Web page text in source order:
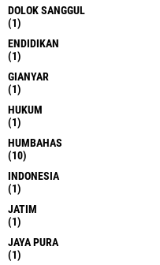
DOLOK SANGGUL
(1)
ENDIDIKAN
(1)
GIANYAR
(1)
HUKUM
(1)
HUMBAHAS
(10)
INDONESIA
(1)
JATIM
(1)
JAYA PURA
(1)